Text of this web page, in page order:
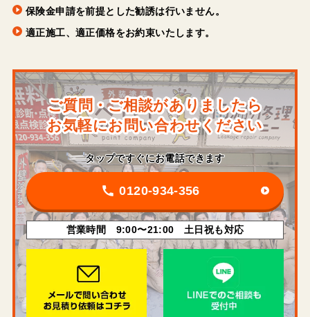
保険金申請を前提とした勧誘は行いません。
適正施工、適正価格をお約束いたします。
ご質問・ご相談がありましたら
お気軽にお問い合わせください
タップですぐにお電話できます
0120-934-356
営業時間 9:00〜21:00 土日祝も対応